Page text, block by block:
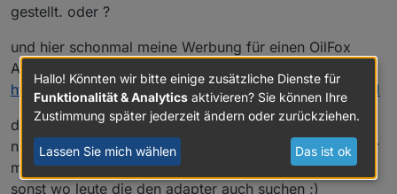
gestellt. oder ?
und hier schonmal meine Werbung für einen OilFox
Adapter für den IoBroker
https://github.com/ioBroker/AdapterRequests/issues/91
den nen adapter gibt es nur für andere systeme leider
nirgens für Iobroker den ich als den besten entfinde für
mich. leider finde ich aber weder hier im Forum noch
sonst wo leute die den adapter auch suchen ;)
Hallo! Könnten wir bitte einige zusätzliche Dienste für
Funktionalität & Analytics aktivieren? Sie können Ihre
Zustimmung später jederzeit ändern oder zurückziehen.
Lassen Sie mich wählen Das ist ok